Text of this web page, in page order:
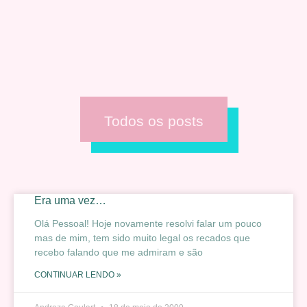
Todos os posts
Era uma vez…
Olá Pessoal! Hoje novamente resolvi falar um pouco
mas de mim, tem sido muito legal os recados que
recebo falando que me admiram e são
CONTINUAR LENDO »